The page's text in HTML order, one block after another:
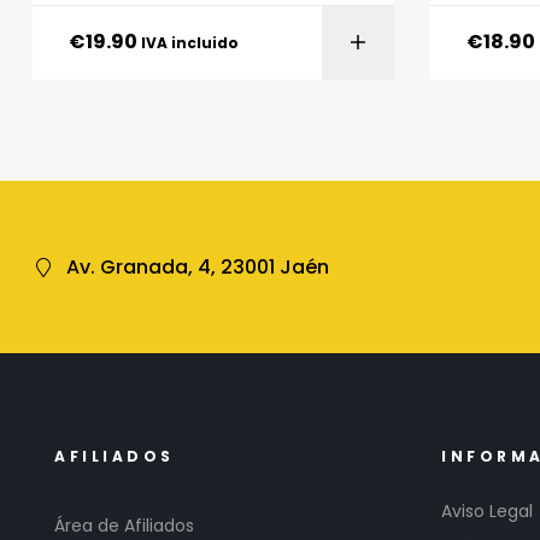
€19.90 IVA incluido
€18.90
Av. Granada, 4, 23001 Jaén
AFILIADOS
Área de Afiliados
Aviso Legal